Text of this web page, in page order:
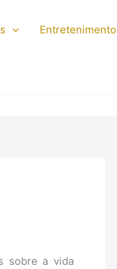
Entretenimento
sobre a vida